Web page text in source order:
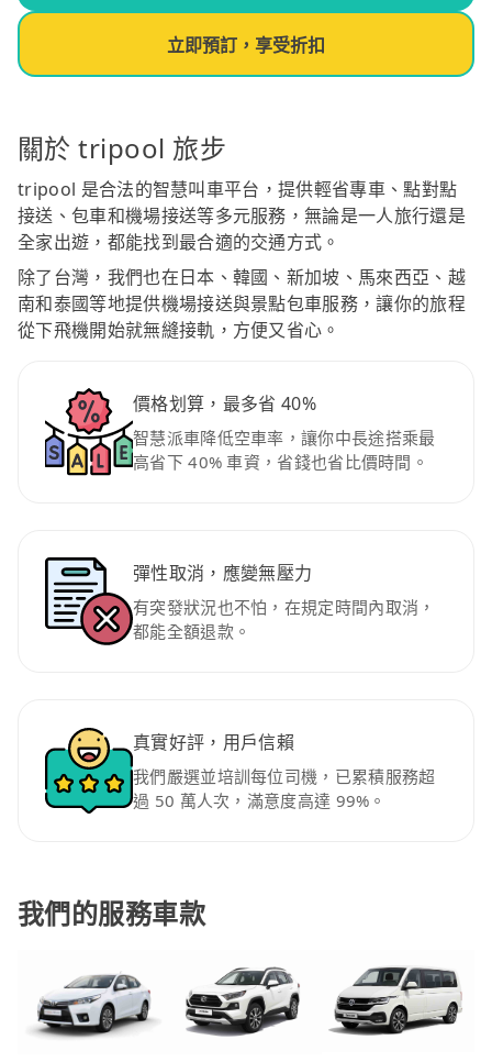
立即預訂，享受折扣
關於 tripool 旅步
tripool 是合法的智慧叫車平台，提供輕省專車、點對點
接送、包車和機場接送等多元服務，無論是一人旅行還是
全家出遊，都能找到最合適的交通方式。
除了台灣，我們也在日本、韓國、新加坡、馬來西亞、越
南和泰國等地提供機場接送與景點包車服務，讓你的旅程
從下飛機開始就無縫接軌，方便又省心。
價格划算，最多省 40%
智慧派車降低空車率，讓你中長途搭乘最
高省下 40% 車資，省錢也省比價時間。
彈性取消，應變無壓力
有突發狀況也不怕，在規定時間內取消，
都能全額退款。
真實好評，用戶信賴
我們嚴選並培訓每位司機，已累積服務超
過 50 萬人次，滿意度高達 99%。
我們的服務車款